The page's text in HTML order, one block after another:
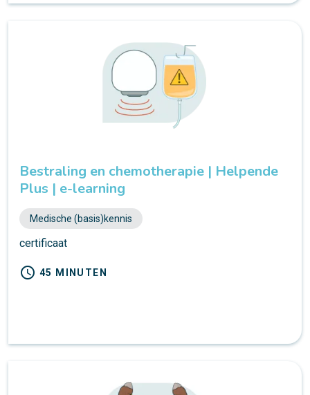
Bestraling en chemotherapie | Helpende
Plus | e-learning
Medische (basis)kennis
certificaat
schedule 45 MINUTEN